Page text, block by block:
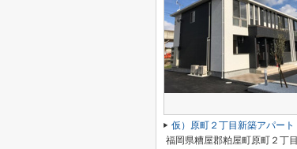
仮）原町２丁目新築アパート
福岡県糟屋郡粕屋町原町２丁目